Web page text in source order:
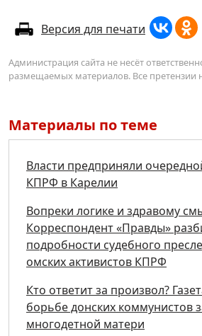
Версия для печати
Администрация сайта не несёт
размещаемых материалов. Все претензии
Материалы по теме
Власти предприняли
КПРФ в Карелии
Вопреки логике и здравому
Корреспондент «Правды»
подробности судебного
омских активистов КПРФ
Кто ответит за произвол?
борьбе донских коммунистов
многодетной матери